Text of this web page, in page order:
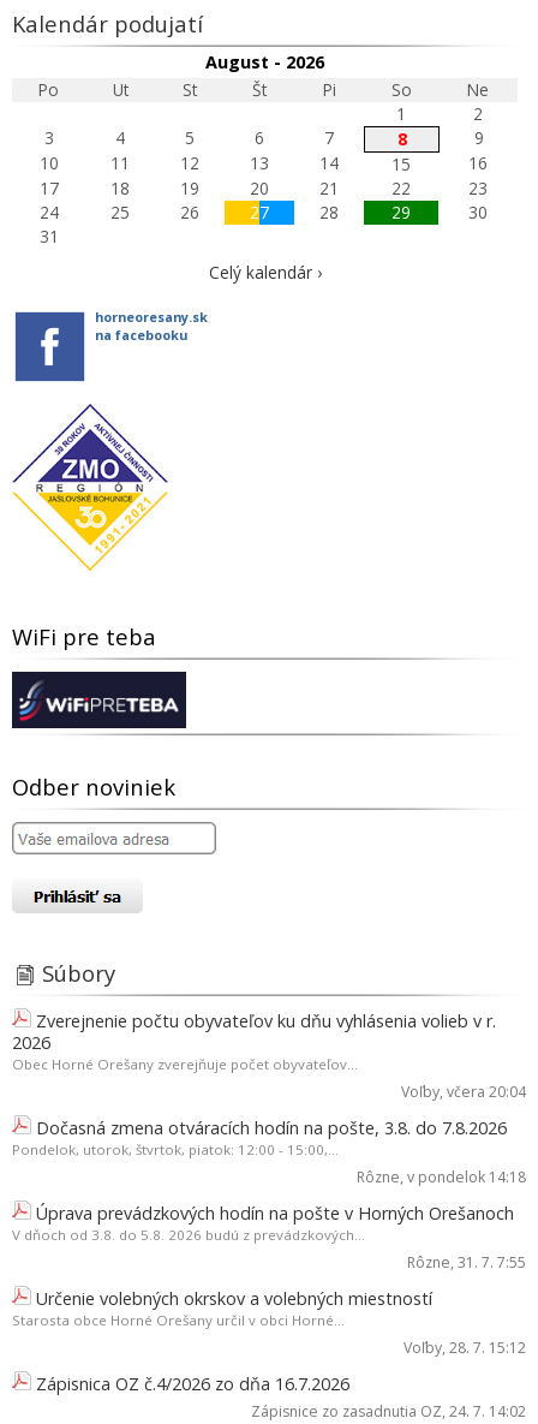
Kalendár podujatí
August - 2026
Po
Ut St Št Pi So
Ne
1
2
3
4 5 6 7 8
9
10
11 12 13 14 15
16
17
18 19 20 21 22
23
24
25 26 27 28 29
30
31
Celý kalendár ›
horneoresany.sk
na facebooku
WiFi pre teba
Odber noviniek
Súbory
Zverejnenie počtu obyvateľov ku dňu vyhlásenia volieb v r.
2026
Obec Horné Orešany zverejňuje počet obyvateľov...
Voľby, včera 20:04
Dočasná zmena otváracích hodín na pošte, 3.8. do 7.8.2026
Pondelok, utorok, štvrtok, piatok: 12:00 - 15:00,...
Rôzne, v pondelok 14:18
Úprava prevádzkových hodín na pošte v Horných Orešanoch
V dňoch od 3.8. do 5.8. 2026 budú z prevádzkových...
Rôzne, 31. 7. 7:55
Určenie volebných okrskov a volebných miestností
Starosta obce Horné Orešany určil v obci Horné...
Voľby, 28. 7. 15:12
Zápisnica OZ č.4/2026 zo dňa 16.7.2026
Zápisnice zo zasadnutia OZ, 24. 7. 14:02